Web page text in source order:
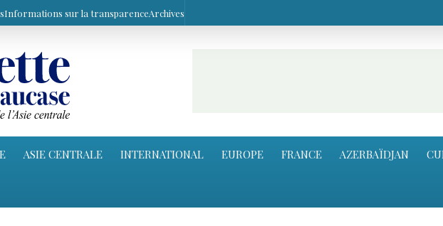
Informations sur la transparenceArchives
ASIE CENTRALE INTERNATIONAL EUROPE FRANCE AZERBAÏDJAN